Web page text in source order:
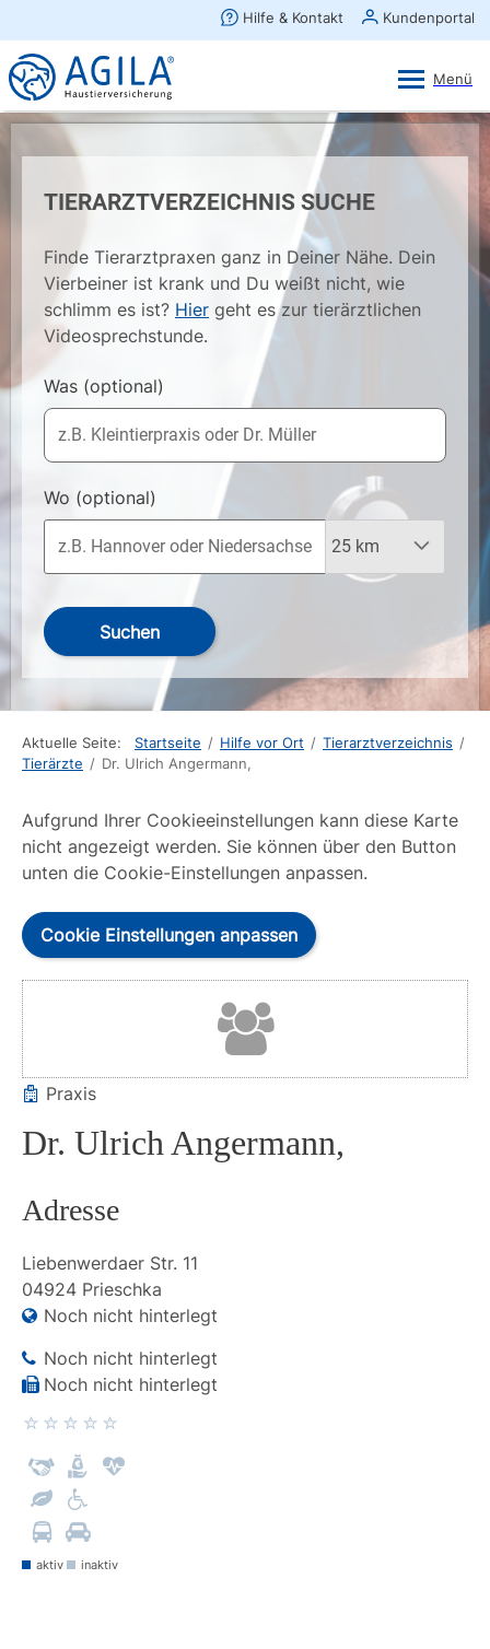
TIERARZTVERZEICHNIS SUCHE
Finde Tierarztpraxen ganz in Deiner Nähe. Dein
Vierbeiner ist krank und Du weißt nicht, wie
schlimm es ist? Hier geht es zur tierärztlichen
Videosprechstunde.
Was (optional)
Wo (optional)
Suchen
Aktuelle Seite: Startseite / Hilfe vor Ort / Tierarztverzeichnis /
Tierärzte / Dr. Ulrich Angermann,
Aufgrund Ihrer Cookieeinstellungen kann diese Karte
nicht angezeigt werden. Sie können über den Button
unten die Cookie-Einstellungen anpassen.
Cookie Einstellungen anpassen
Praxis
Dr. Ulrich Angermann,
Adresse
Liebenwerdaer Str. 11
04924 Prieschka
Noch nicht hinterlegt
Noch nicht hinterlegt
Noch nicht hinterlegt
aktiv inaktiv
×
AGILA Kunden-App
Gratis - Im Play Store laden
Ansehen